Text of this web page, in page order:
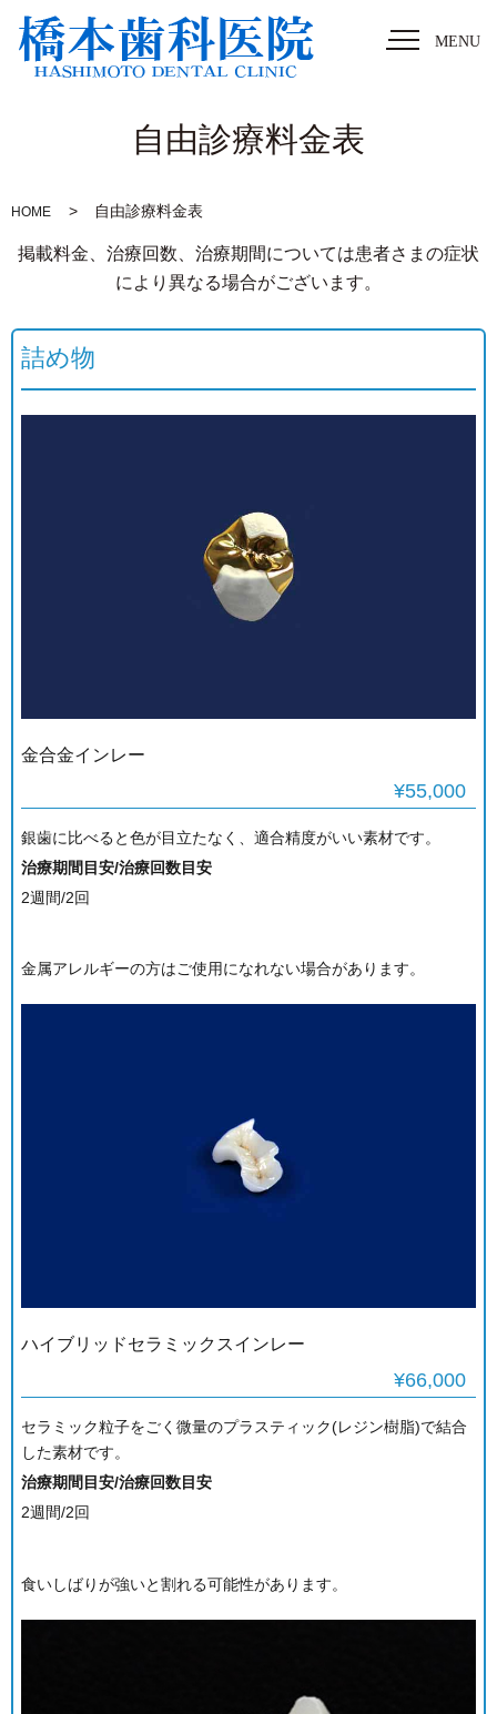
MENU
自由診療料金表
HOME 自由診療料金表
掲載料金、治療回数、治療期間については患者さまの症状
により異なる場合がございます。
詰め物
金合金インレー
¥55,000
銀歯に比べると色が目立たなく、適合精度がいい素材です。
治療期間目安/治療回数目安
2週間/2回
金属アレルギーの方はご使用になれない場合があります。
ハイブリッドセラミックスインレー
¥66,000
セラミック粒子をごく微量のプラスティック(レジン樹脂)で結合
した素材です。
治療期間目安/治療回数目安
2週間/2回
食いしばりが強いと割れる可能性があります。